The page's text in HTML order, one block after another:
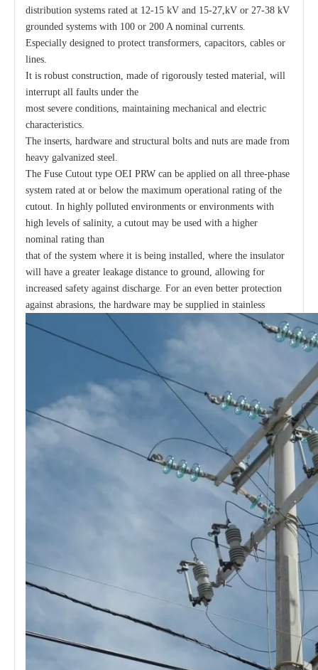
distribution systems rated at 12-15 kV and 15-27,kV or 27-38 kV
grounded systems with 100 or 200 A nominal currents.
Especially designed to protect transformers, capacitors, cables or
lines.
It is robust construction, made of rigorously tested material, will
interrupt all faults under the
most severe conditions, maintaining mechanical and electric
characteristics.
The inserts, hardware and structural bolts and nuts are made from
heavy galvanized steel.
The Fuse Cutout type OEI PRW can be applied on all three-phase
system rated at or below the maximum operational rating of the
cutout. In highly polluted environments or environments with
high levels of salinity, a cutout may be used with a higher
nominal rating than
that of the system where it is being installed, where the insulator
will have a greater leakage distance to ground, allowing for
increased safety against discharge. For an even better protection
against abrasions, the hardware may be supplied in stainless